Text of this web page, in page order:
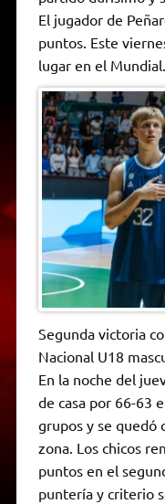
A
p
p
a
m
r
o
o
k
n
g
e
El jugador de
puntos. Este
lugar en el Mundial.
Segunda victoria
Nacional U18
En la noche del
de casa por 66-63
grupos y se quedó
zona. Los chicos
puntos en el
puntería y criterio